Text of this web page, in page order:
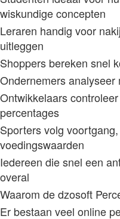
wiskundige concepten
Leraren handig voor
uitleggen
Shoppers bereken snel
Ondernemers
Ontwikkelaars
percentages
Sporters volg
voedingswaarden
Iedereen die snel een
overal
Waarom de dzosoft
Er bestaan veel online